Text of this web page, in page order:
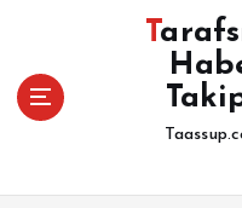
Tarafsız ve Hızlı